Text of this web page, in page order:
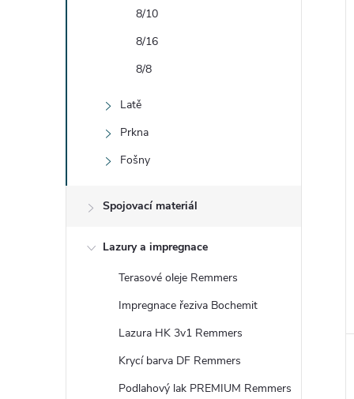
8/10
8/16
8/8
Latě
Prkna
Fošny
Spojovací materiál
Lazury a impregnace
Terasové oleje Remmers
Impregnace řeziva Bochemit
Lazura HK 3v1 Remmers
Krycí barva DF Remmers
Podlahový lak PREMIUM Remmers